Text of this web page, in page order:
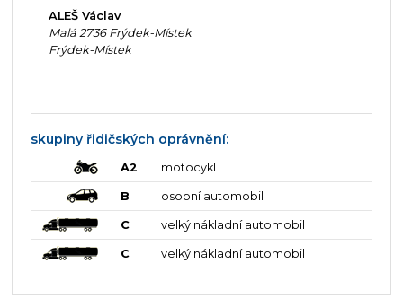
ALEŠ Václav
Malá 2736 Frýdek-Místek
Frýdek-Místek
skupiny řidičských oprávnění:
A2 motocykl
B osobní automobil
C velký nákladní automobil
C velký nákladní automobil